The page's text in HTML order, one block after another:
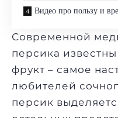
Видео про пользу и
Современной
персика
фрукт – самое
любителей
персик